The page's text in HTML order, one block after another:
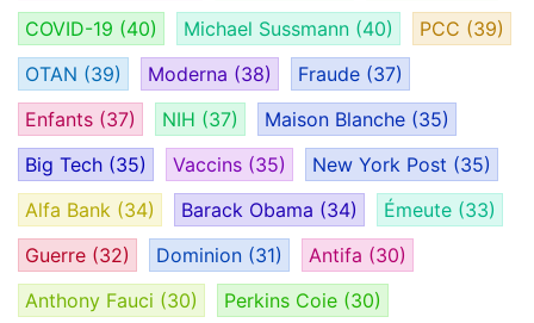
COVID-19 (40) Michael Sussmann (40) PCC (39)
OTAN (39) Moderna (38) Fraude (37)
Enfants (37) NIH (37) Maison Blanche (35)
Big Tech (35) Vaccins (35) New York Post (35)
Alfa Bank (34) Barack Obama (34) Émeute (33)
Guerre (32) Dominion (31) Antifa (30)
Anthony Fauci (30) Perkins Coie (30)